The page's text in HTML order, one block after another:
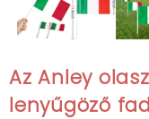
Az Anley
lenyűgöző